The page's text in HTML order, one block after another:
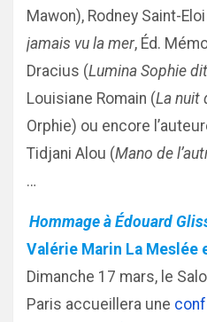
Mawon), Rodney Saint-
jamais vu la mer, Éd.
Dracius (Lumina Sophie
Louisiane Romain (La nuit
Orphie) ou encore
Tidjani Alou (Mano de
…
Hommage à Édouard
Valérie Marin La Meslée
Dimanche 17 mars, le
Paris accueillera une